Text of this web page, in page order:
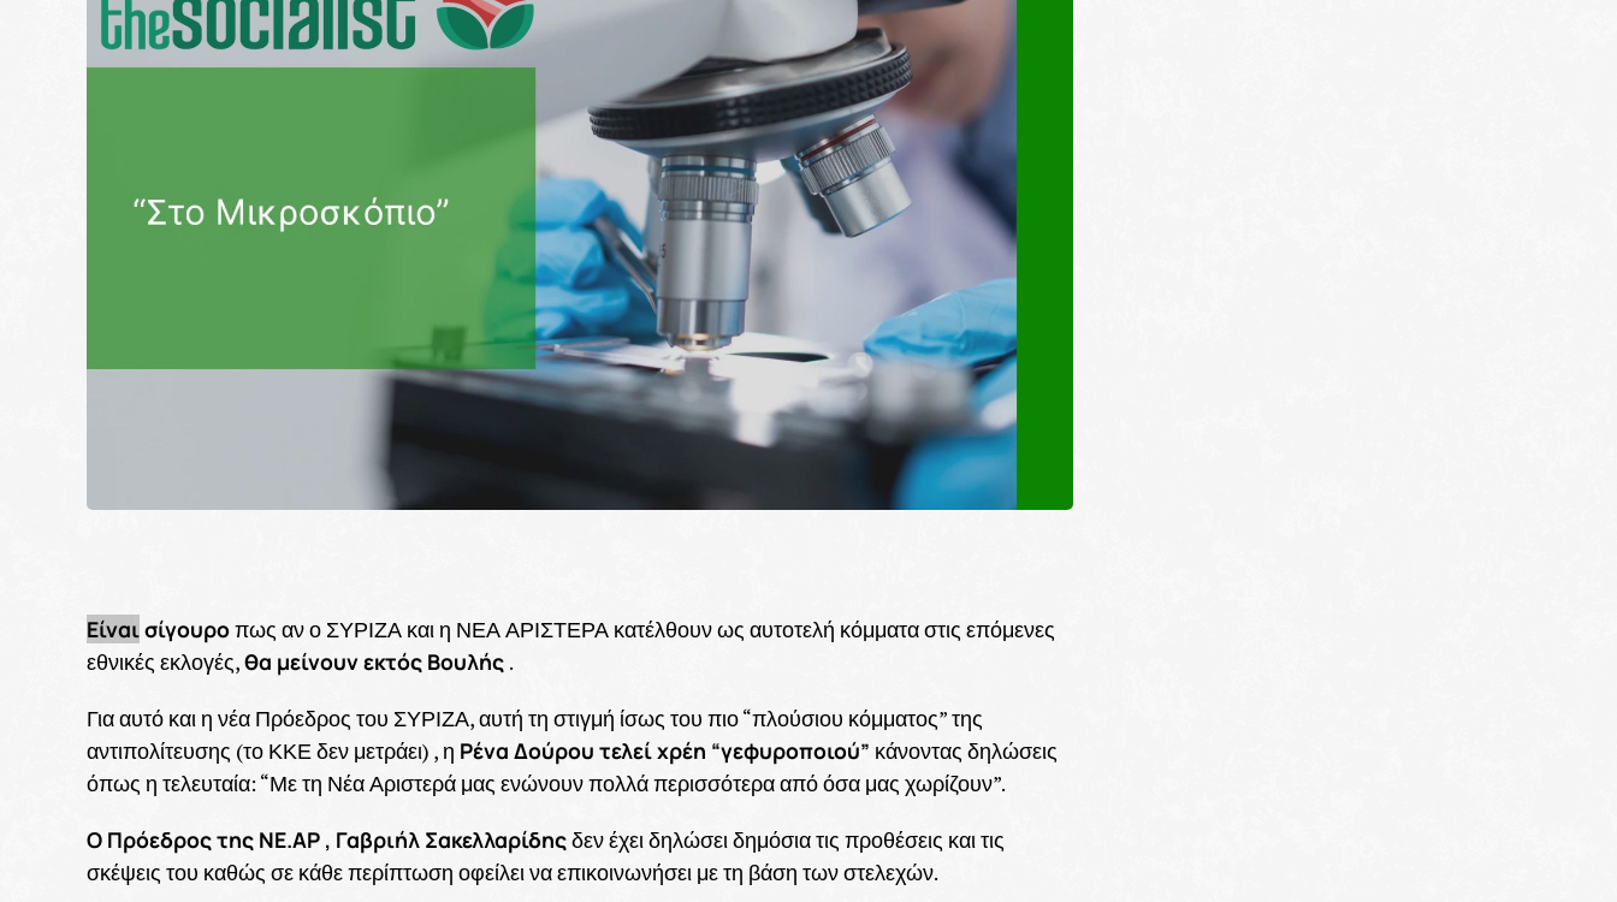
Είναισίγουροπως αν ο ΣΥΡΙΖΑ και η ΝΕΑ ΑΡΙΣΤΕΡΑ κατέλθουν ως αυτοτελή κόμματα στις επόμενες
εθνικές εκλογές,θα μείνουν εκτός Βουλής .
Για αυτό και η νέα Πρόεδρος του ΣΥΡΙΖΑ, αυτή τη στιγμή ίσως του πιο “πλούσιου κόμματος” της
αντιπολίτευσης (το ΚΚΕ δεν μετράει) , η Ρένα Δούρου τελεί χρέη “γεφυροποιού” κάνοντας δηλώσεις
όπως η τελευταία: “Με τη Νέα Αριστερά μας ενώνουν πολλά περισσότερα από όσα μας χωρίζουν”.
Ο Πρόεδρος της ΝΕ.ΑΡ , Γαβριήλ Σακελλαρίδηςδεν έχει δηλώσει δημόσια τις προθέσεις και τις
σκέψεις του καθώς σε κάθε περίπτωση οφείλει να επικοινωνήσει με τη βάση των στελεχών.